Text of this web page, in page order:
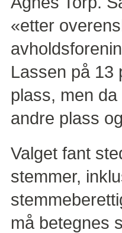
«etter
Lassen på 13
plass, men
andre plass
Valget fant
stemmer,
må betegnes